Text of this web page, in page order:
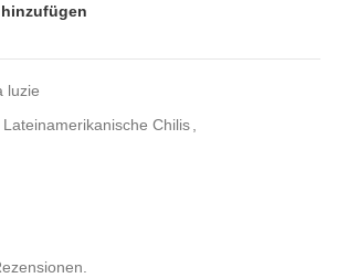
luzie
Lateinamerikanische Chilis,